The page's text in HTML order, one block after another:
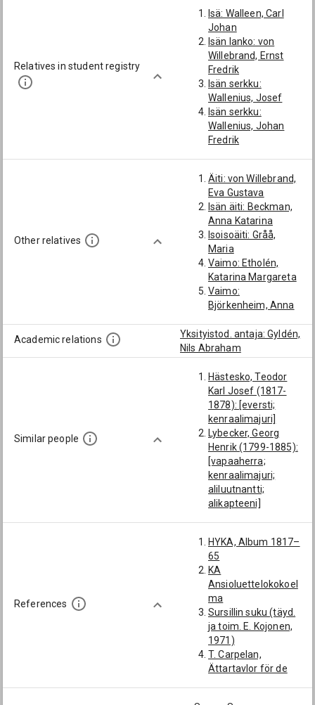
Relatives in student registry
Isä: Walleen, Carl
Johan
Isän lanko: von
Willebrand, Ernst
Fredrik
Isän serkku:
Wallenius, Josef
Isän serkku:
Wallenius, Johan
Fredrik
Isosetä: Wallenius,
Martin Johan
Isoisoisä: Wallenius,
Johan
Veli: Walleen, Carl
Edvard
Poika: Karl Magnus
Mikael Walleen
Other relatives
Äiti: von Willebrand,
Eva Gustava
Isän äiti: Beckman,
Anna Katarina
Isoisoäiti: Gråå,
Maria
Vaimo: Etholén,
Katarina Margareta
Vaimo:
Björkenheim, Anna
Käly: Björkenheim,
Vilhelmina Matilda
Miniä: Willborg, Olga
Matilda
Academic relations
Yksityistod. antaja: Gyldén,
Nils Abraham
Similar people
Hästesko, Teodor
Karl Josef (1817-
1878): [eversti;
kenraalimajuri]
Lybecker, Georg
Henrik (1799-1885):
[vapaaherra;
kenraalimajuri;
aliluutnantti;
alikapteeni]
[eversti;
kenraalimajuri;
aliluutnantti;
alikapteeni;
Ylioppilas
Helsingissä
21.6.1837 (arvosana
approbatur cum
laude äänimäärällä
20)]
Stjernvall, Claes
References
HYKA, Album 1817–
65
KA
Ansioluettelokokoel
ma
Sursillin suku (täyd.
ja toim. E. Kojonen,
1971)
T. Carpelan,
Ättartavlor för de